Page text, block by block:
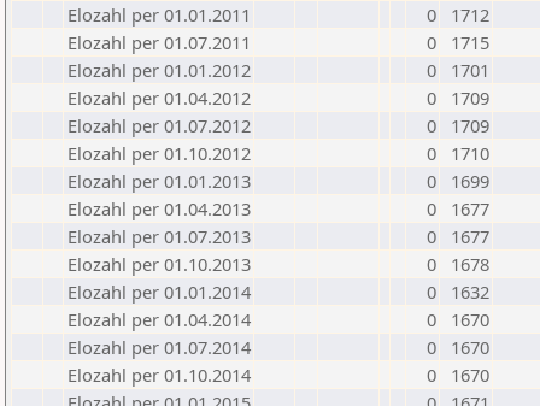
Elozahl per 01.01.2011
0
1712
Elozahl per 01.07.2011
0
1715
Elozahl per 01.01.2012
0
1701
Elozahl per 01.04.2012
0
1709
Elozahl per 01.07.2012
0
1709
Elozahl per 01.10.2012
0
1710
Elozahl per 01.01.2013
0
1699
Elozahl per 01.04.2013
0
1677
Elozahl per 01.07.2013
0
1677
Elozahl per 01.10.2013
0
1678
Elozahl per 01.01.2014
0
1632
Elozahl per 01.04.2014
0
1670
Elozahl per 01.07.2014
0
1670
Elozahl per 01.10.2014
0
1670